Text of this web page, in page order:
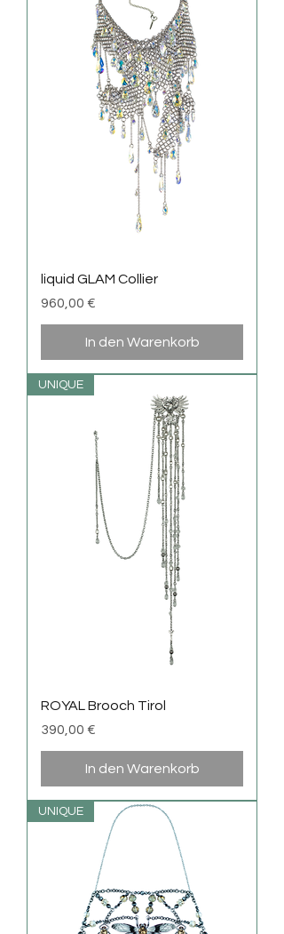
liquid GLAM Collier
Preis
960,00 €
In den Warenkorb
UNIQUE
ROYAL Brooch Tirol
Preis
390,00 €
In den Warenkorb
UNIQUE